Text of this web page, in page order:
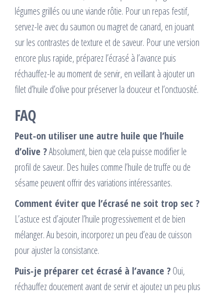
légumes grillés ou une viande rôtie. Pour un repas festif,
servez-le avec du saumon ou magret de canard, en jouant
sur les contrastes de texture et de saveur. Pour une version
encore plus rapide, préparez l’écrasé à l’avance puis
réchauffez-le au moment de servir, en veillant à ajouter un
filet d’huile d’olive pour préserver la douceur et l’onctuosité.
FAQ
Peut-on utiliser une autre huile que l’huile
d’olive ?Absolument, bien que cela puisse modifier le
profil de saveur. Des huiles comme l’huile de truffe ou de
sésame peuvent offrir des variations intéressantes.
Comment éviter que l’écrasé ne soit trop sec ?
L’astuce est d’ajouter l’huile progressivement et de bien
mélanger. Au besoin, incorporez un peu d’eau de cuisson
pour ajuster la consistance.
Puis-je préparer cet écrasé à l’avance ?Oui,
réchauffez doucement avant de servir et ajoutez un peu plus